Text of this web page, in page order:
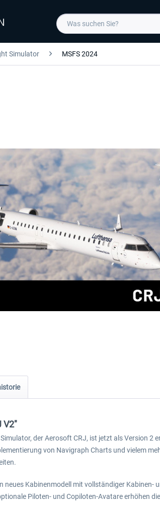
Simulator MSFS 2024
V2"
der Aerosoft CRJ, ist jetzt als Version
von Navigraph Charts und vielem
neues Kabinenmodell mit vollständiger
Piloten- und Copiloten-Avatare erhöhen